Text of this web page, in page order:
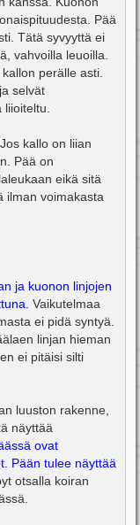
Pää
Tätä syvyyttä ei
vahvoilla leuoilla.
perälle asti.
selvät
kallo on liian
Pää on
eikä sitä
ilman voimakasta
ja kuonon linjojen
Vaikutelmaa
ei pidä syntyä.
linjan hieman
ei pitäisi silti
luuston rakenne,
näyttää
ovat
Pään tulee näyttää
otsalla koiran